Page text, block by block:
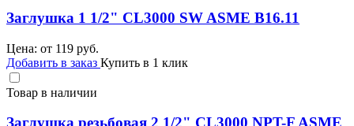
Заглушка 1 1/2" CL3000 SW ASME B16.11
Цена: от 119 руб.
Добавить в заказ Купить в 1 клик
Товар в наличии
Заглушка резьбовая 2 1/2" CL3000 NPT-F ASME